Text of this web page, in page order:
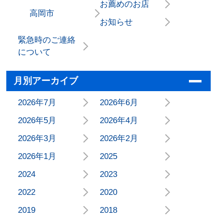
高岡市
お薦めのお店
お知らせ
緊急時のご連絡
について
月別アーカイブ
2026年7月
2026年6月
2026年5月
2026年4月
2026年3月
2026年2月
2026年1月
2025
2024
2023
2022
2020
2019
2018